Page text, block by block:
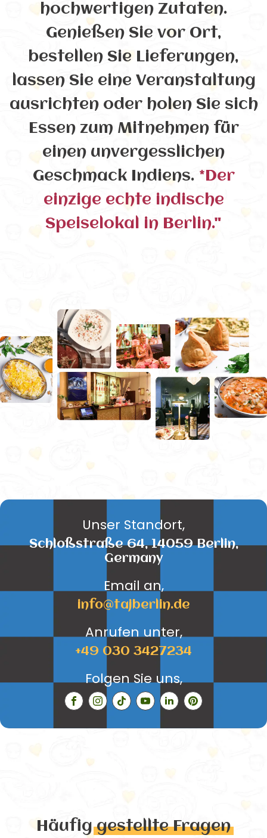
hochwertigen Zutaten.
Genießen Sie vor Ort,
bestellen Sie Lieferungen,
lassen Sie eine Veranstaltung
ausrichten oder holen Sie sich
Essen zum Mitnehmen für
einen unvergesslichen
Geschmack Indiens. *Der
einzige echte indische
Speiselokal in Berlin."
Unser Standort,
Schloßstraße 64, 14059 Berlin,
Germany
Email an,
info@tajberlin.de
Anrufen unter,
+49 030 3427234
Folgen Sie uns,
Häufiggestellte Fragen